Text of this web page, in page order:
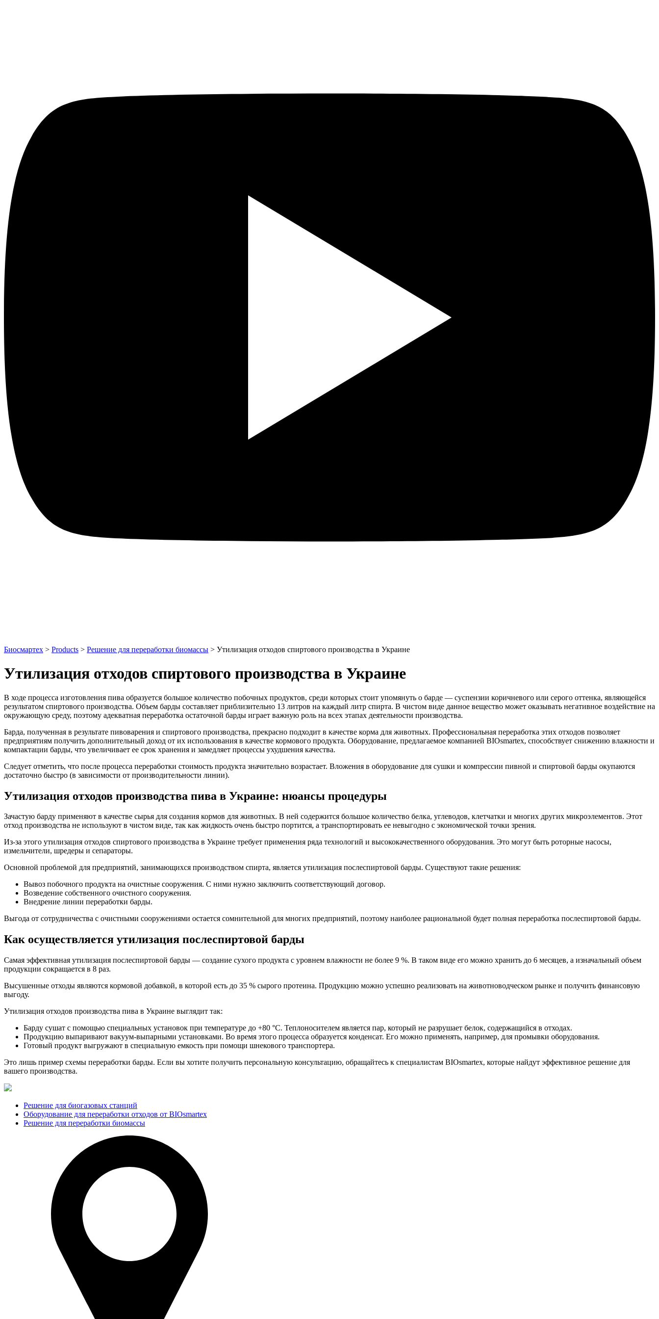
Биосмартех > Products > Решение для переработки биомассы > Утилизация отходов спиртового производства в Украине
Утилизация отходов спиртового производства в Украине
В ходе процесса изготовления пива образуется большое количество побочных продуктов, среди которых стоит упомянуть о барде — суспензии коричневого или серого оттенка, являющейся
результатом спиртового производства. Объем барды составляет приблизительно 13 литров на каждый литр спирта. В чистом виде данное вещество может оказывать негативное воздействие на
окружающую среду, поэтому адекватная переработка остаточной барды играет важную роль на всех этапах деятельности производства.
Барда, полученная в результате пивоварения и спиртового производства, прекрасно подходит в качестве корма для животных. Профессиональная переработка этих отходов позволяет
предприятиям получить дополнительный доход от их использования в качестве кормового продукта. Оборудование, предлагаемое компанией BIOsmartex, способствует снижению влажности и
компактации барды, что увеличивает ее срок хранения и замедляет процессы ухудшения качества.
Следует отметить, что после процесса переработки стоимость продукта значительно возрастает. Вложения в оборудование для сушки и компрессии пивной и спиртовой барды окупаются
достаточно быстро (в зависимости от производительности линии).
Утилизация отходов производства пива в Украине: нюансы процедуры
Зачастую барду применяют в качестве сырья для создания кормов для животных. В ней содержится большое количество белка, углеводов, клетчатки и многих других микроэлементов. Этот
отход производства не используют в чистом виде, так как жидкость очень быстро портится, а транспортировать ее невыгодно с экономической точки зрения.
Из-за этого утилизация отходов спиртового производства в Украине требует применения ряда технологий и высококачественного оборудования. Это могут быть роторные насосы,
измельчители, шредеры и сепараторы.
Основной проблемой для предприятий, занимающихся производством спирта, является утилизация послеспиртовой барды. Существуют такие решения:
Вывоз побочного продукта на очистные сооружения. С ними нужно заключить соответствующий договор.
Возведение собственного очистного сооружения.
Внедрение линии переработки барды.
Выгода от сотрудничества с очистными сооружениями остается сомнительной для многих предприятий, поэтому наиболее рациональной будет полная переработка послеспиртовой барды.
Как осуществляется утилизация послеспиртовой барды
Самая эффективная утилизация послеспиртовой барды — создание сухого продукта с уровнем влажности не более 9 %. В таком виде его можно хранить до 6 месяцев, а изначальный объем
продукции сокращается в 8 раз.
Высушенные отходы являются кормовой добавкой, в которой есть до 35 % сырого протеина. Продукцию можно успешно реализовать на животноводческом рынке и получить финансовую
выгоду.
Утилизация отходов производства пива в Украине выглядит так:
Барду сушат с помощью специальных установок при температуре до +80 °C. Теплоносителем является пар, который не разрушает белок, содержащийся в отходах.
Продукцию выпаривают вакуум-выпарными установками. Во время этого процесса образуется конденсат. Его можно применять, например, для промывки оборудования.
Готовый продукт выгружают в специальную емкость при помощи шнекового транспортера.
Это лишь пример схемы переработки барды. Если вы хотите получить персональную консультацию, обращайтесь к специалистам BIOsmartex, которые найдут эффективное решение для
вашего производства.
Решение для биогазовых станций
Оборудование для переработки отходов от BIOsmartex
Решение для переработки биомассы